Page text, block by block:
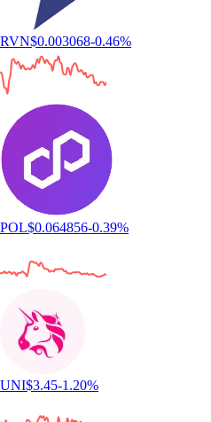
RVN$0.003068-0.46%
POL$0.064856-0.39%
UNI$3.45-1.20%